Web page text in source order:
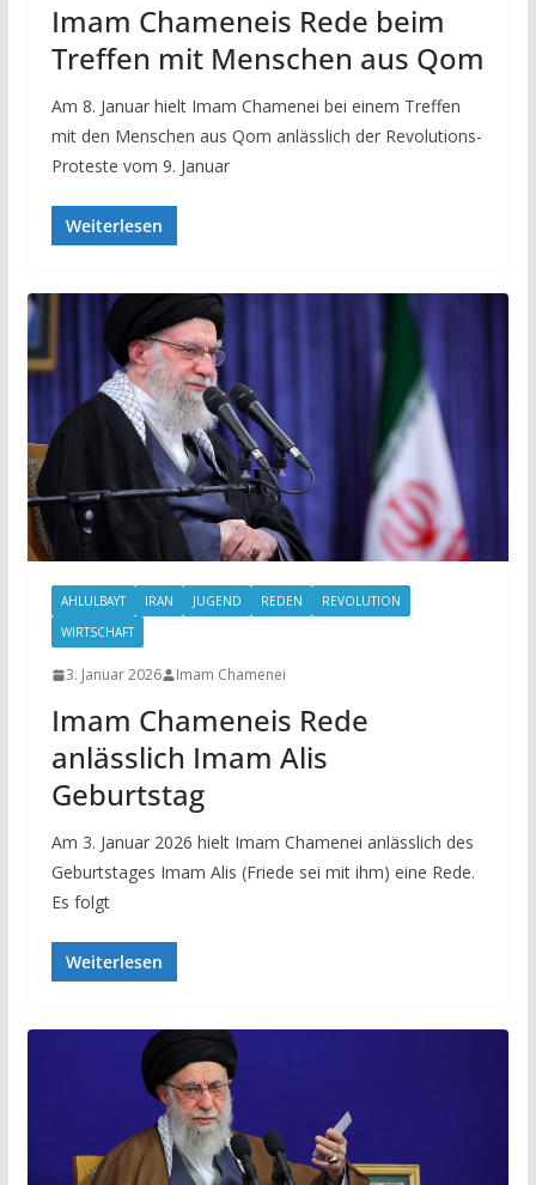
Imam Chameneis Rede beim
Treffen mit Menschen aus Qom
Am 8. Januar hielt Imam Chamenei bei einem Treffen
mit den Menschen aus Qom anlässlich der Revolutions-
Proteste vom 9. Januar
Weiterlesen
AHLULBAYT IRAN JUGEND REDEN
REVOLUTION
WIRTSCHAFT
3. Januar 2026 Imam Chamenei
Imam Chameneis Rede
anlässlich Imam Alis
Geburtstag
Am 3. Januar 2026 hielt Imam Chamenei anlässlich des
Geburtstages Imam Alis (Friede sei mit ihm) eine Rede.
Es folgt
Weiterlesen